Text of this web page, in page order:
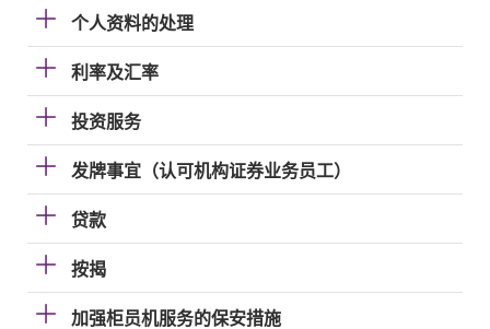
个人资料的处理
利率及汇率
投资服务
发牌事宜（认可机构证券业务员工）
贷款
按揭
加强柜员机服务的保安措施